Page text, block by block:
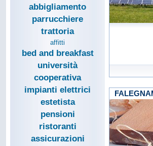
abbigliamento
parrucchiere
trattoria
affitti
bed and breakfast
università
cooperativa
impianti elettrici
estetista
pensioni
ristoranti
assicurazioni